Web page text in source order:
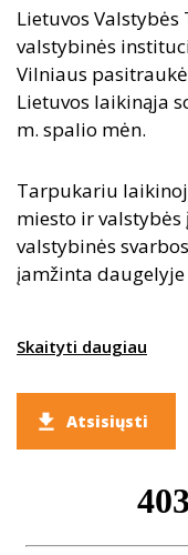
Lietuvos
valstybinės
Vilniaus
Lietuvos laikinąja
m. spalio mėn.
Tarpukariu
miesto ir
valstybinės
įamžinta
Skaityti daugiau
Atsisiųsti